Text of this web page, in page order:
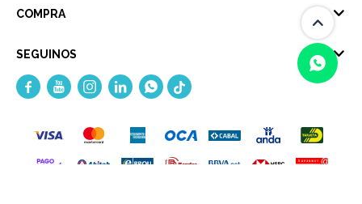
(0/4)
COMPRA
SEGUINOS
    